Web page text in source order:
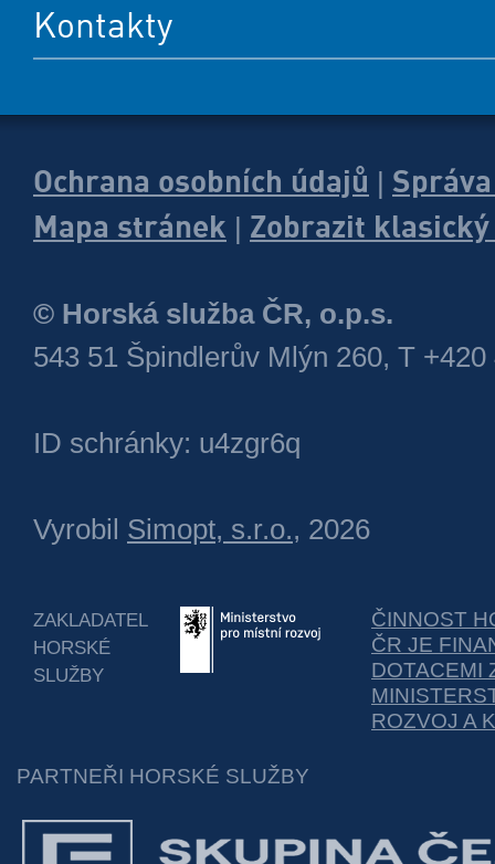
Kontakty
Ochrana osobních údajů
Mapa stránek
Zobrazit
© Horská služba ČR, o.p.s.
543 51 Špindlerův Mlýn 260, T +420
ID schránky: u4zgr6q
Vyrobil Simopt, s.r.o., 2026
ZAKLADATEL
HORSKÉ
SLUŽBY
ČINNOST
ČR JE
DOTACEMI
ROZVOJ A
PARTNEŘI HORSKÉ SLUŽBY